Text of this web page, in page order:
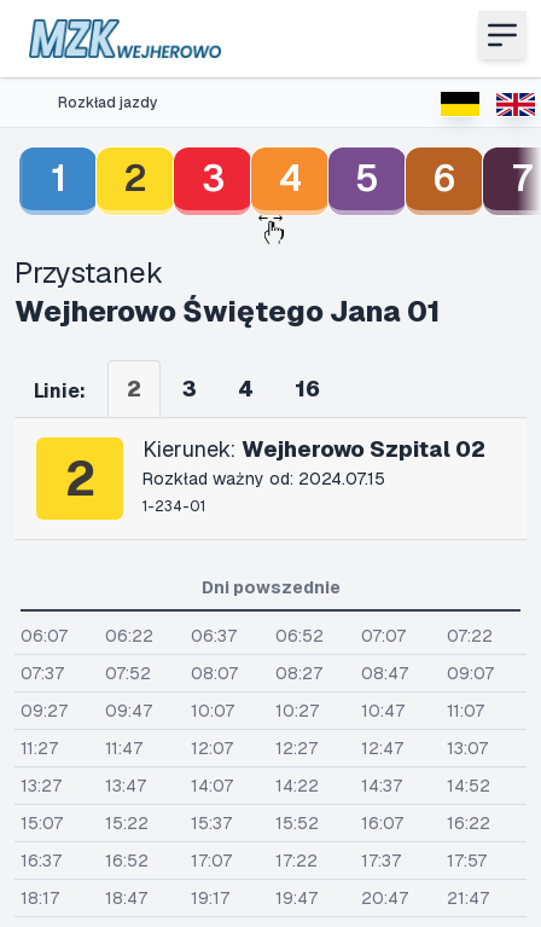
Rozkład jazdy
1 2 3 4 5 6 7
Przystanek
Wejherowo Świętego Jana 01
Linie: 2 3 4 16
2 Kierunek: Wejherowo Szpital 02
Rozkład ważny od: 2024.07.15
1-234-01
Dni powszednie
06:07 06:22 06:37 06:52 07:07
07:22
07:37
07:52 08:07 08:27 08:47
09:07
09:27
09:47 10:07 10:27 10:47
11:07
11:27
11:47 12:07 12:27 12:47
13:07
13:27
13:47 14:07 14:22 14:37
14:52
15:07
15:22 15:37 15:52 16:07
16:22
16:37
16:52 17:07 17:22 17:37
17:57
18:17
18:47 19:17 19:47 20:47
21:47